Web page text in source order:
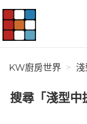
KW廚房世界
KW廚房世界
搜尋「淺型中